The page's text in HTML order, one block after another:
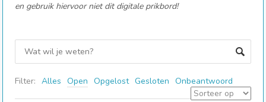
en gebruik hiervoor niet dit digitale prikbord!
Filter: Alles Open Opgelost Gesloten Onbeantwoord